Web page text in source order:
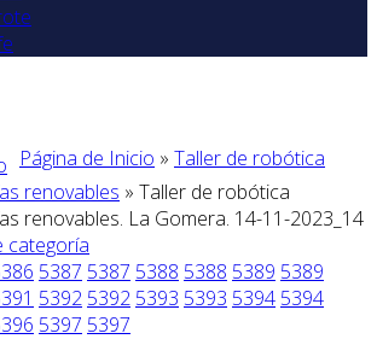
Página de Inicio » Taller de robótica
renovables » Taller de robótica
renovables. La Gomera. 14-11-2023_14
categoría
5387 5387 5388 5388 5389 5389
5392 5392 5393 5393 5394 5394
5397 5397